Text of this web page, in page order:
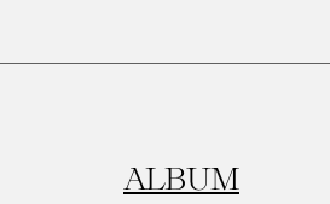
ALBUM